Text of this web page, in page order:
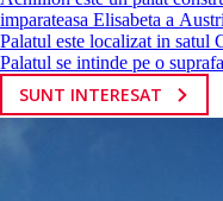
imparateasa Elisabeta a
Palatul este localizat in satul
Palatul se intinde pe o
SUNT INTERESAT